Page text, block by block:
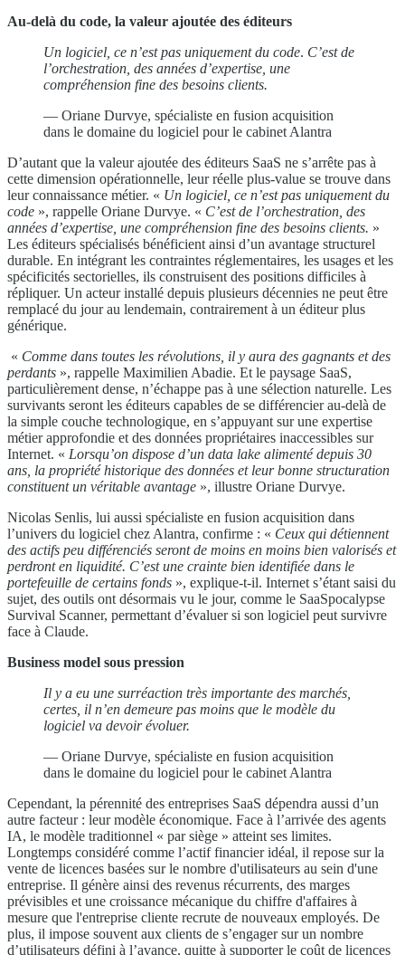
Au-delà du code, la valeur ajoutée des éditeurs
Un logiciel, ce n’est pas uniquement du code. C’est de
l’orchestration, des années d’expertise, une
compréhension fine des besoins clients.
— Oriane Durvye, spécialiste en fusion acquisition
dans le domaine du logiciel pour le cabinet Alantra
D’autant que la valeur ajoutée des éditeurs SaaS ne s’arrête pas à
cette dimension opérationnelle, leur réelle plus-value se trouve dans
leur connaissance métier. « Un logiciel, ce n’est pas uniquement du
code », rappelle Oriane Durvye. « C’est de l’orchestration, des
années d’expertise, une compréhension fine des besoins clients. »
Les éditeurs spécialisés bénéficient ainsi d’un avantage structurel
durable. En intégrant les contraintes réglementaires, les usages et les
spécificités sectorielles, ils construisent des positions difficiles à
répliquer. Un acteur installé depuis plusieurs décennies ne peut être
remplacé du jour au lendemain, contrairement à un éditeur plus
générique.
« Comme dans toutes les révolutions, il y aura des gagnants et des
perdants », rappelle Maximilien Abadie. Et le paysage SaaS,
particulièrement dense, n’échappe pas à une sélection naturelle. Les
survivants seront les éditeurs capables de se différencier au-delà de
la simple couche technologique, en s’appuyant sur une expertise
métier approfondie et des données propriétaires inaccessibles sur
Internet. « Lorsqu’on dispose d’un data lake alimenté depuis 30
ans, la propriété historique des données et leur bonne structuration
constituent un véritable avantage », illustre Oriane Durvye.
Nicolas Senlis, lui aussi spécialiste en fusion acquisition dans
l’univers du logiciel chez Alantra, confirme : « Ceux qui détiennent
des actifs peu différenciés seront de moins en moins bien valorisés et
perdront en liquidité. C’est une crainte bien identifiée dans le
portefeuille de certains fonds », explique-t-il. Internet s’étant saisi du
sujet, des outils ont désormais vu le jour, comme le SaaSpocalypse
Survival Scanner, permettant d’évaluer si son logiciel peut survivre
face à Claude.
Business model sous pression
Il y a eu une surréaction très importante des marchés,
certes, il n’en demeure pas moins que le modèle du
logiciel va devoir évoluer.
— Oriane Durvye, spécialiste en fusion acquisition
dans le domaine du logiciel pour le cabinet Alantra
Cependant, la pérennité des entreprises SaaS dépendra aussi d’un
autre facteur : leur modèle économique. Face à l’arrivée des agents
IA, le modèle traditionnel « par siège » atteint ses limites.
Longtemps considéré comme l’actif financier idéal, il repose sur la
vente de licences basées sur le nombre d'utilisateurs au sein d'une
entreprise. Il génère ainsi des revenus récurrents, des marges
prévisibles et une croissance mécanique du chiffre d'affaires à
mesure que l'entreprise cliente recrute de nouveaux employés. De
plus, il impose souvent aux clients de s’engager sur un nombre
d’utilisateurs défini à l’avance, quitte à supporter le coût de licences